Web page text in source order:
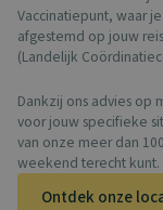
Vaccinatiepunt, waar
afgestemd op jouw
(Landelijk
Dankzij ons advies op
voor jouw specifieke
van onze meer dan
weekend terecht kunt.
Ontdek onze